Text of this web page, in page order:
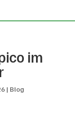
im
| Blog